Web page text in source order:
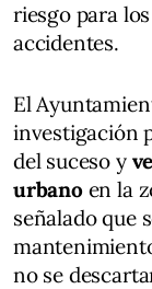
riesgo para
accidentes.
El
investigación
del suceso y
urbanoen la
señalado que
no se